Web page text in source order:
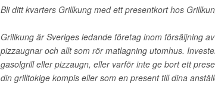
Bli ditt kvarters Grillkung med ett presentkort hos
Grillkung är Sveriges ledande företag inom försäljning
pizzaugnar och allt som rör matlagning utomhus.
gasolgrill eller pizzaugn, eller varför inte ge bort ett
din grilltokige kompis eller som en present till dina